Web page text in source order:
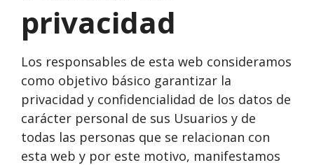
privacidad
Los responsables de esta web consideramos
como objetivo básico garantizar la
privacidad y confidencialidad de los datos de
carácter personal de sus Usuarios y de
todas las personas que se relacionan con
esta web y por este motivo, manifestamos